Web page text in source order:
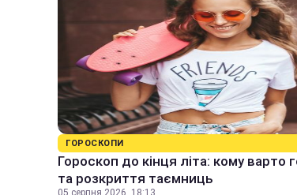
ГОРОСКОПИ
Гороскоп до кінця літа: кому варто
та розкриття таємниць